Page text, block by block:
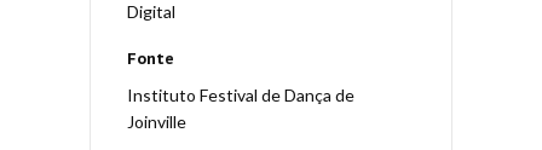
Digital
Fonte
Instituto Festival de Dança de
Joinville